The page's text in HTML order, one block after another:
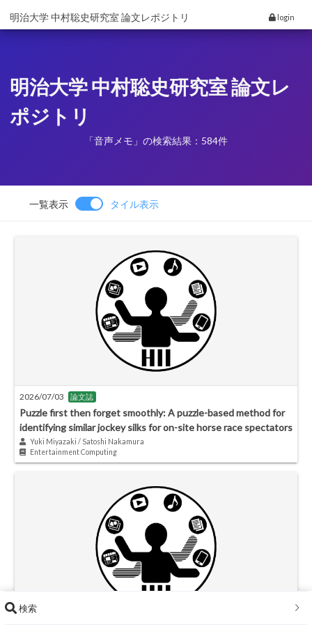
明治大学 中村聡史研究室 論文レポジトリ login
明治大学 中村聡史研究室 論文レ
ポジトリ
「音声メモ」の検索結果：584件
一覧表示 タイル表示
2026/07/03 論文誌
Puzzle first then forget smoothly: A puzzle-based method for
identifying similar jockey silks for on-site horse race spectators
Yuki Miyazaki / Satoshi Nakamura
Entertainment Computing
検索